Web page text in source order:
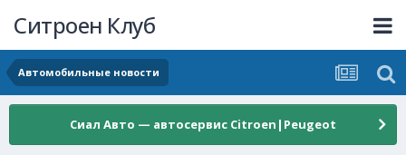
Ситроен Клуб
Автомобильные новости
Сиал Авто — автосервис Citroen|Peugeot